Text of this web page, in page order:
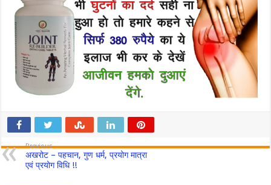
Previous
अखरोट – पहचान, गुण धर्म, प्रयोग मात्रा
एवं प्रयोग विधि !!